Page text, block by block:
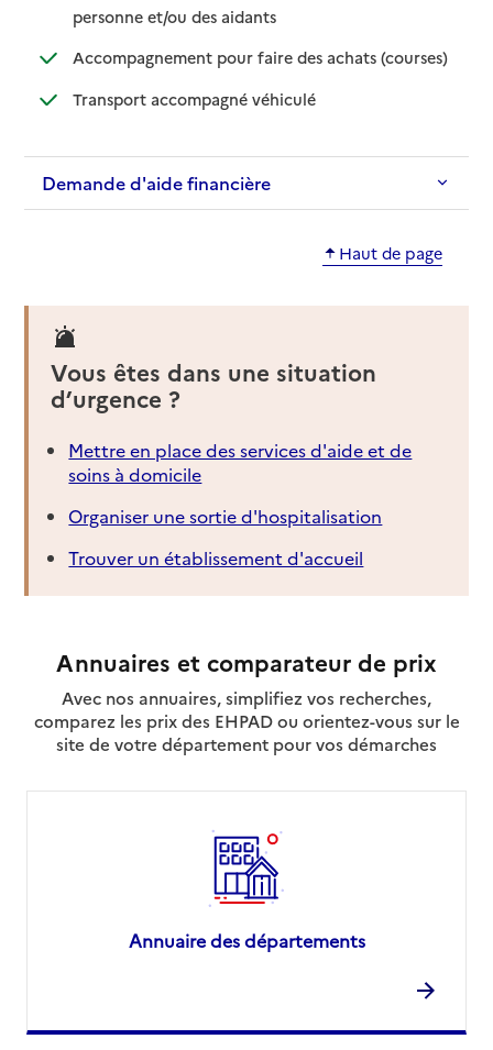
personne et/ou des aidants: disponible
: non disponible
Accompagnement pour faire des achats (courses)
:
: non
Transport accompagné véhiculé: disponible
: non disponible
Demande d'aide financière
Haut de page
Vous êtes dans une situation
d’urgence ?
Mettre en place des services d'aide et de
soins à domicile
Organiser une sortie d'hospitalisation
Trouver un établissement d'accueil
Annuaires et comparateur de prix
Avec nos annuaires, simplifiez vos recherches,
comparez les prix des EHPAD ou orientez-vous sur le
site de votre département pour vos démarches
Annuaire des départements